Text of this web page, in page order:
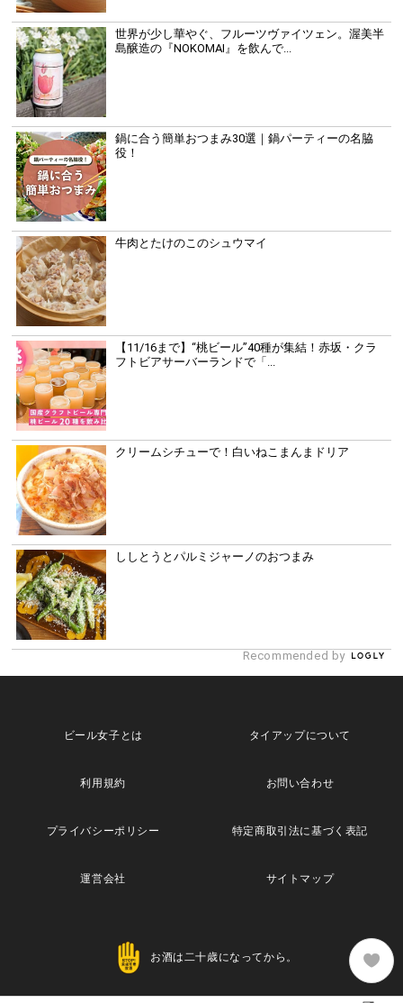
世界が少し華やぐ、フルーツヴァイツェン。渥美半
島醸造の『NOKOMAI』を飲んで...
鍋に合う簡単おつまみ30選｜鍋パーティーの名脇
役！
牛肉とたけのこのシュウマイ
【11/16まで】“桃ビール”40種が集結！赤坂・クラ
フトビアサーバーランドで「...
クリームシチューで！白いねこまんまドリア
ししとうとパルミジャーノのおつまみ
Recommended by
ビール女子とは タイアップについて
利用規約 お問い合わせ
プライバシーポリシー 特定商取引法に基づく表記
運営会社 サイトマップ
お酒は二十歳になってから。
Copyright© 2013 Maische Inc. All Rights Reserved